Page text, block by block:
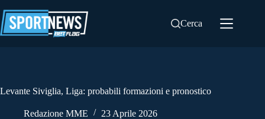
al
contenuto
Cerca
Levante Siviglia, Liga: probabili formazioni e pronostico
Redazione MME 23 Aprile 2026